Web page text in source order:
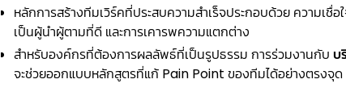
หลักการสร้างทีมเวิร์คที่ประสบความสำเร็จประกอบด้วย ความเชื่
เป็นผู้นำผู้ตามที่ดี และการเคารพความแตกต่าง
สำหรับองค์กรที่ต้องการผลลัพธ์ที่เป็นรูปธรรม การร่วมงานกับ บ
จะช่วยออกแบบหลักสูตรที่แก้ Pain Point ของทีมได้อย่างตรงจุด